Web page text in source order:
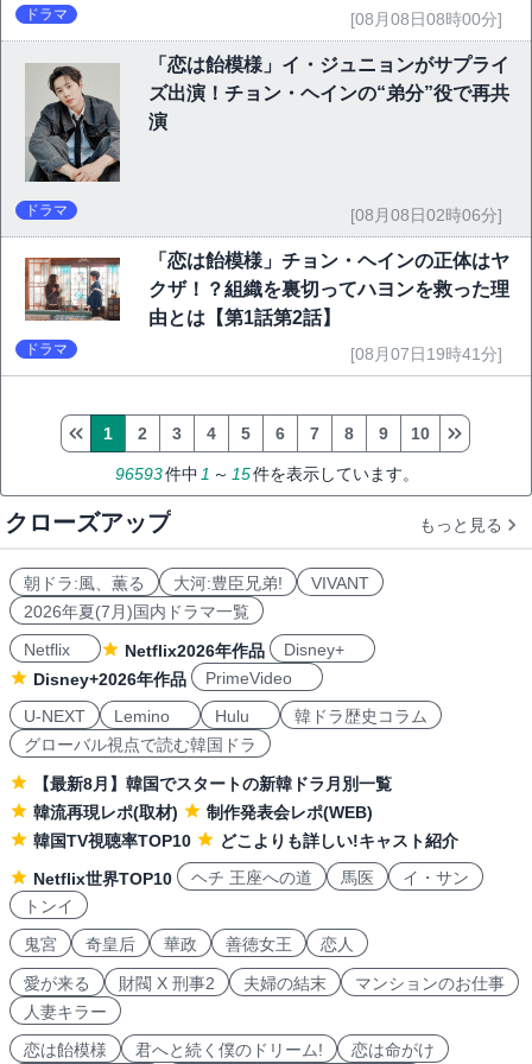
ドラマ [08月08日08時00分]
「恋は飴模様」イ・ジュニョンがサプライ
ズ出演！チョン・ヘインの“弟分”役で再共
演
ドラマ [08月08日02時06分]
「恋は飴模様」チョン・ヘインの正体はヤ
クザ！？組織を裏切ってハヨンを救った理
由とは【第1話第2話】
ドラマ [08月07日19時41分]
96593件中 1 ～ 15件を表示しています。
1 2 3 4 5 6 7 8 9 10
クローズアップ もっと見る
朝ドラ:風、薫る 大河:豊臣兄弟!
VIVANT
2026年夏(7月)国内ドラマ一覧
Netflix
Netflix2026年作品
Disney+
Disney+2026年作品
PrimeVideo
U-NEXT
Lemino Hulu
韓ドラ歴史コラム
グローバル視点で読む韓国ドラ
【最新8月】韓国でスタートの新韓ドラ月別一覧
韓流再現レポ(取材)
制作発表会レポ(WEB)
韓国TV視聴率TOP10
どこよりも詳しい!キャスト紹介
Netflix世界TOP10
ヘチ 王座への道 馬医
イ・サン
トンイ
鬼宮
奇皇后 華政 善徳女王 恋人
愛が来る 財閥 X 刑事2 夫婦の結末
マンションのお仕事
人妻キラー
恋は飴模様
君へと続く僕のドリーム! 恋は命がけ